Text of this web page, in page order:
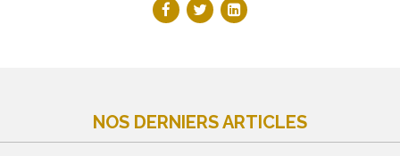
NOS DERNIERS ARTICLES